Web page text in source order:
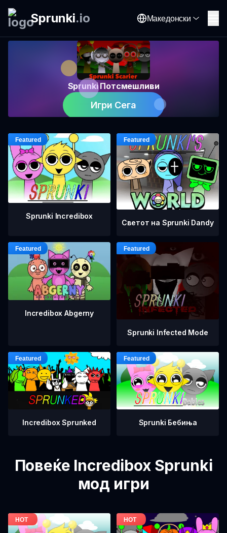
Sprunki.io Македонски
Sprunki Потсмешливи
Игри Сега
Sprunki Incredibox
Светот на Sprunki Dandy
Incredibox Abgerny
Sprunki Infected Mode
Incredibox Sprunked Sprunki Бебиња
Повеќе Incredibox Sprunki
мод игри